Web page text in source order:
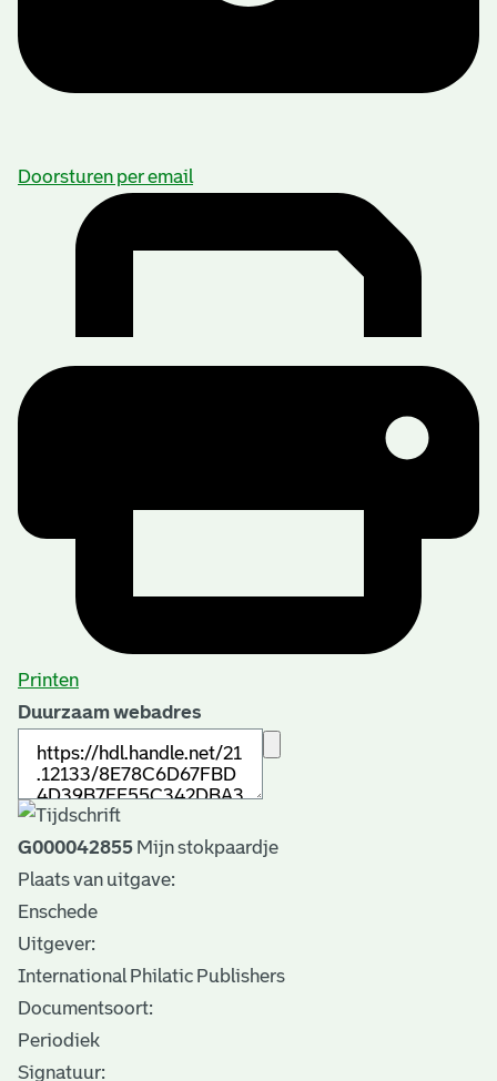
Doorsturen per email
Printen
Duurzaam webadres
G000042855 Mijn stokpaardje
Plaats van uitgave:
Enschede
Uitgever:
International Philatic Publishers
Documentsoort:
Periodiek
Signatuur: